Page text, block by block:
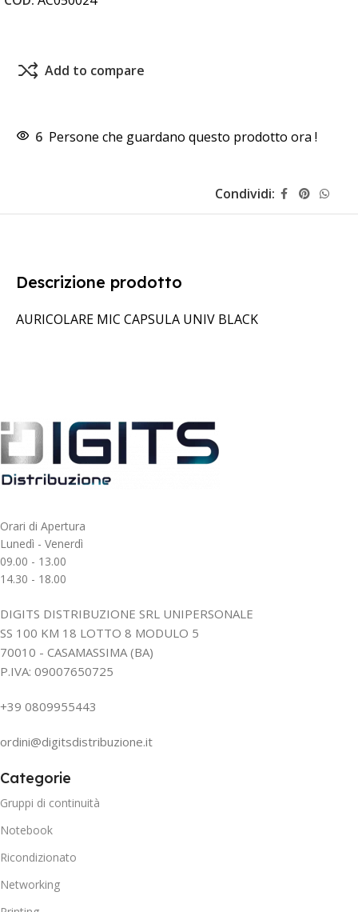
Add to compare
6 Persone che guardano questo prodotto ora !
Condividi:
Descrizione prodotto
AURICOLARE MIC CAPSULA UNIV BLACK
Orari di Apertura
Lunedì - Venerdì
09.00 - 13.00
14.30 - 18.00
DIGITS DISTRIBUZIONE SRL UNIPERSONALE
SS 100 KM 18 LOTTO 8 MODULO 5
70010 - CASAMASSIMA (BA)
P.IVA: 09007650725
+39 0809955443
ordini@digitsdistribuzione.it
Categorie
Gruppi di continuità
Notebook
Ricondizionato
Networking